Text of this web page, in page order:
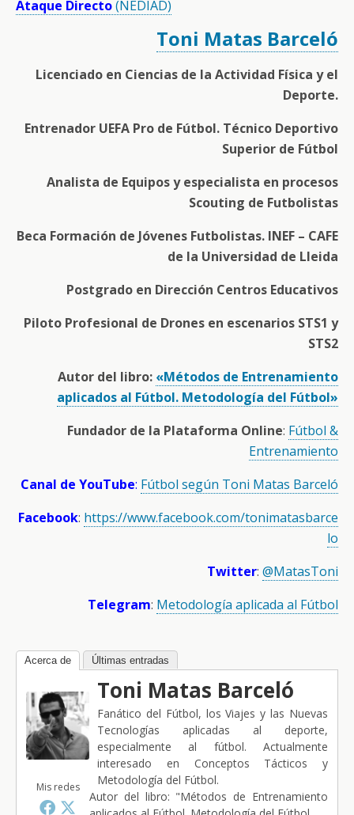
Ataque Directo(NEDIAD)
Toni Matas Barceló
Licenciado en Ciencias de la Actividad Física y el
Deporte.
Entrenador UEFA Pro de Fútbol. Técnico Deportivo
Superior de Fútbol
Analista de Equipos y especialista en procesos
Scouting de Futbolistas
Beca Formación de Jóvenes Futbolistas. INEF – CAFE
de la Universidad de Lleida
Postgrado en Dirección Centros Educativos
Piloto Profesional de Drones en escenarios STS1 y
STS2
Autor del libro: «Métodos de Entrenamiento
aplicados al Fútbol. Metodología del Fútbol»
Fundador de la Plataforma Online: Fútbol &
Entrenamiento
Canal de YouTube: Fútbol según Toni Matas Barceló
Facebook: https://www.facebook.com/tonimatasbarce
lo
Twitter: @MatasToni
Telegram: Metodología aplicada al Fútbol
Acerca de Últimas entradas
Mis redes
Toni Matas Barceló
Fanático del Fútbol, los Viajes y las Nuevas
Tecnologías aplicadas al deporte,
especialmente al fútbol. Actualmente
interesado en Conceptos Tácticos y
Metodología del Fútbol.
Autor del libro: "Métodos de Entrenamiento